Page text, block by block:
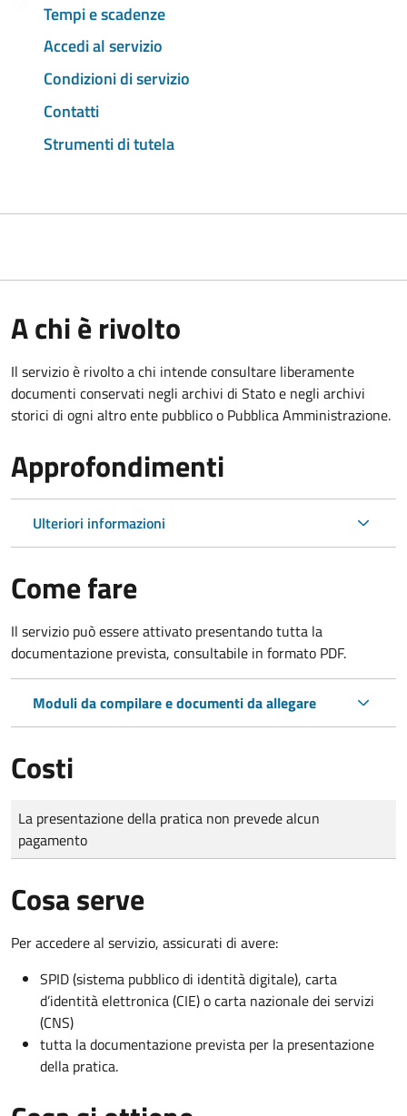
Tempi e scadenze
Accedi al servizio
Condizioni di servizio
Contatti
Strumenti di tutela
A chi è rivolto
Il servizio è rivolto a chi intende consultare liberamente
documenti conservati negli archivi di Stato e negli archivi
storici di ogni altro ente pubblico o Pubblica Amministrazione.
Approfondimenti
Ulteriori informazioni
Come fare
Il servizio può essere attivato presentando tutta la
documentazione prevista, consultabile in formato PDF.
Moduli da compilare e documenti da allegare
Costi
Tipo di pagamento
Importo
La presentazione della pratica non prevede alcun
pagamento
Cosa serve
Per accedere al servizio, assicurati di avere:
SPID (sistema pubblico di identità digitale), carta
d’identità elettronica (CIE) o carta nazionale dei servizi
(CNS)
tutta la documentazione prevista per la presentazione
della pratica.